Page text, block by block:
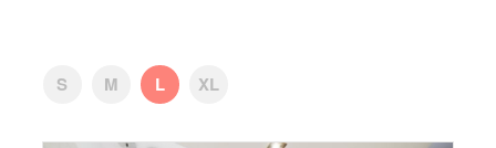
S M L XL